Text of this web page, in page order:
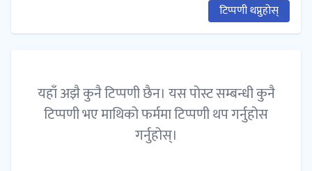
टिप्पणी थप्नुहोस्
यहाँ अझै कुनै टिप्पणी छैन। यस पोस्ट सम्बन्धी कुनै
टिप्पणी भए माथिको फर्ममा टिप्पणी थप गर्नुहोस
गर्नुहोस्।